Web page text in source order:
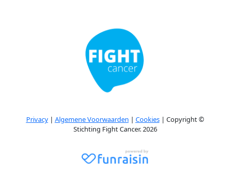
Privacy| Algemene Voorwaarden | Cookies| Copyright ©
Stichting Fight Cancer. 2026